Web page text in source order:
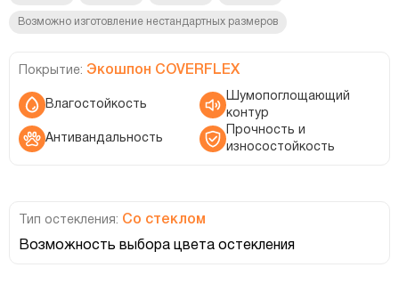
Возможно изготовление нестандартных размеров
Покрытие: Экошпон COVERFLEX
Влагостойкость
Шумопоглощающий
контур
Антивандальность
Прочность и
износостойкость
Тип остекления: Со стеклом
Возможность выбора цвета остекления